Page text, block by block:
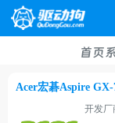
首页
Acer宏碁Aspire
开发